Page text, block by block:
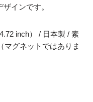
インです。
inch） / 日本製 / 素
マグネットではありま